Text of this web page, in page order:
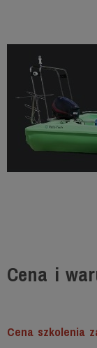
Cena i
Cena szkolenia